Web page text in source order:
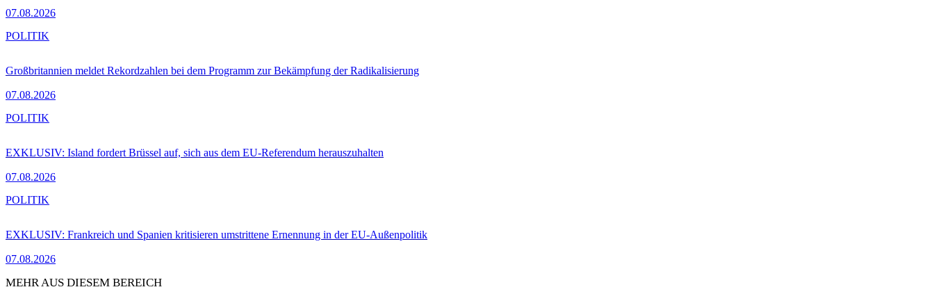
07.08.2026
Großbritannien meldet Rekordzahlen bei dem Programm zur Bekämpfung der Radikalisierung
07.08.2026
POLITIK
EXKLUSIV: Island fordert Brüssel auf, sich aus dem EU-Referendum herauszuhalten
07.08.2026
POLITIK
EXKLUSIV: Frankreich und Spanien kritisieren umstrittene Ernennung in der EU-Außenpolitik
07.08.2026
POLITIK
MEHR AUS DIESEM BEREICH